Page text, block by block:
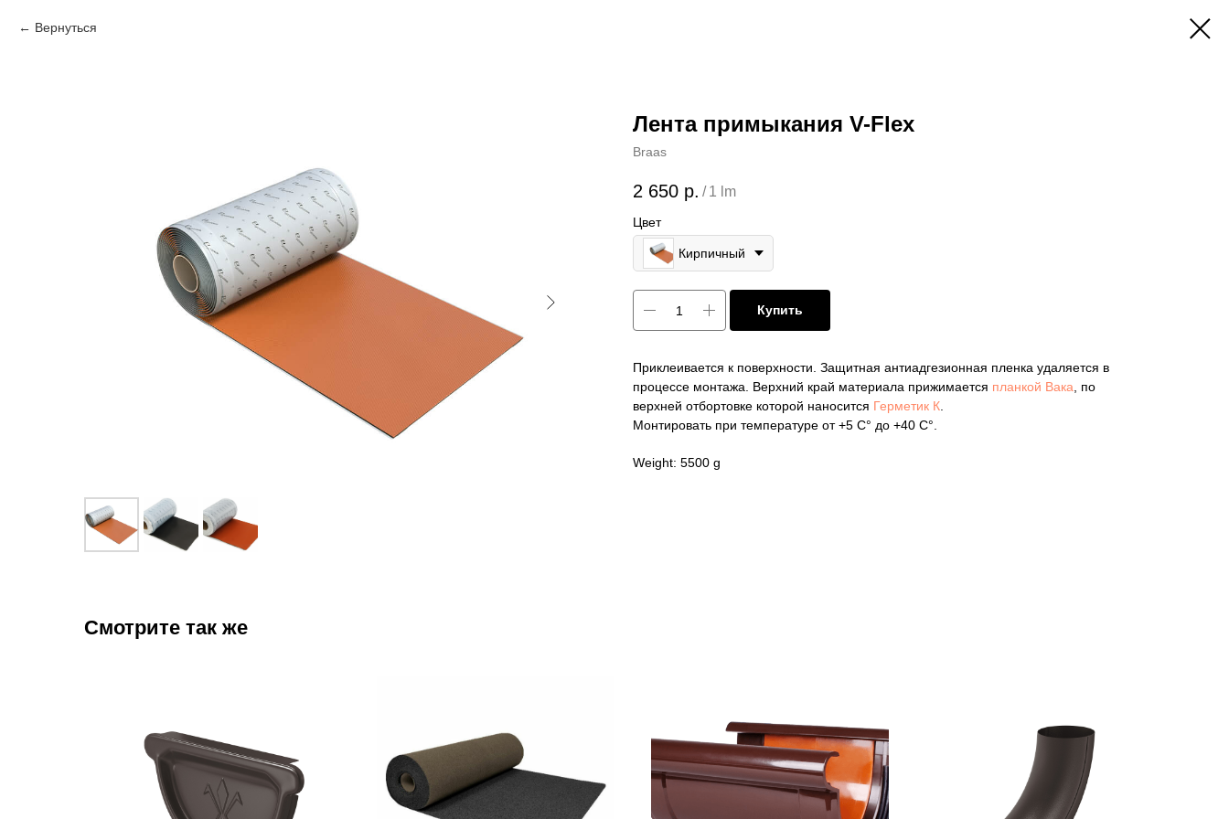
Вернуться
Лента примыкания V-Flex
Braas
2 650 р. / 1 lm
Цвет
Кирпичный
Купить
Приклеивается к поверхности. Защитная антиадгезионная пленка удаляется в
процессе монтажа. Верхний край материала прижимается планкой Вака, по
верхней отбортовке которой наносится Герметик К.
Монтировать при температуре от +5 С° до +40 С°.
Weight: 5500 g
Смотрите так же